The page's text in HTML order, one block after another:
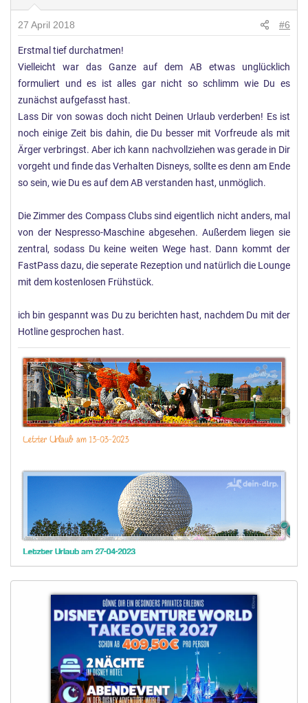
27 April 2018 #6
Erstmal tief durchatmen!
Vielleicht war das Ganze auf dem AB etwas unglücklich
formuliert und es ist alles gar nicht so schlimm wie Du es
zunächst aufgefasst hast.
Lass Dir von sowas doch nicht Deinen Urlaub verderben! Es ist
noch einige Zeit bis dahin, die Du besser mit Vorfreude als mit
Ärger verbringst. Aber ich kann nachvollziehen was gerade in Dir
vorgeht und finde das Verhalten Disneys, sollte es denn am Ende
so sein, wie Du es auf dem AB verstanden hast, unmöglich.
Die Zimmer des Compass Clubs sind eigentlich nicht anders, mal
von der Nespresso-Maschine abgesehen. Außerdem liegen sie
zentral, sodass Du keine weiten Wege hast. Dann kommt der
FastPass dazu, die seperate Rezeption und natürlich die Lounge
mit dem kostenlosen Frühstück.
ich bin gespannt was Du zu berichten hast, nachdem Du mit der
Hotline gesprochen hast.